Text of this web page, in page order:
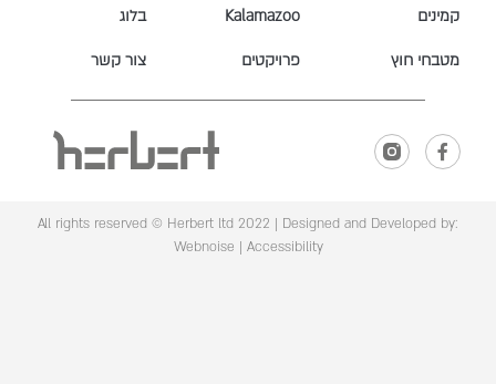
קמינים
מטבחי חוץ
Kalamazoo
פרויקטים
בלוג
צור קשר
All rights reserved © Herbert ltd 2022 | Designed and Developed by:
Webnoise | Accessibility